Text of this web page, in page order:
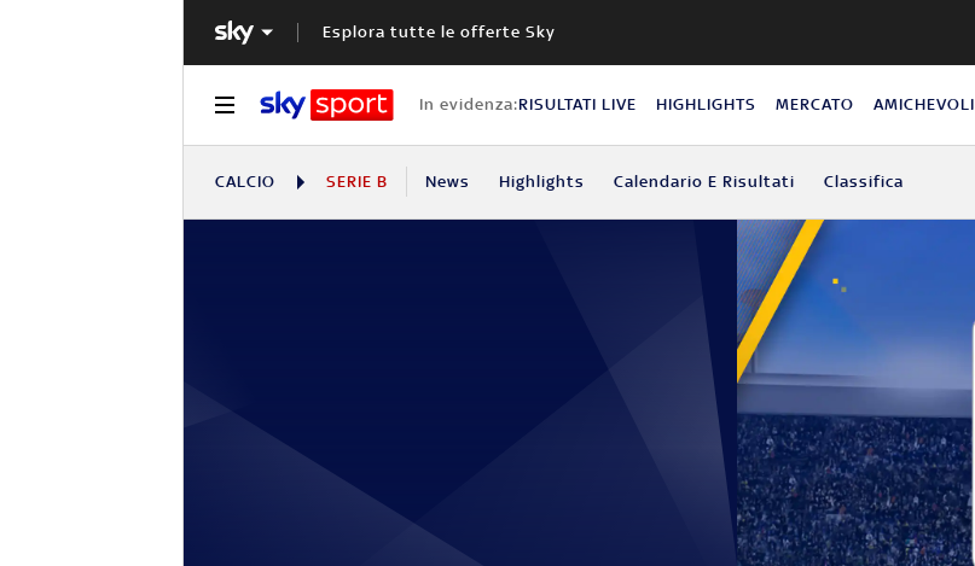
Esplora tutte le offerte Sky
In evidenza:RISULTATI LIVE HIGHLIGHTS MERCATO AMICHEVOLI
CALCIO SERIE B News Highlights Calendario E Risultati Classifica